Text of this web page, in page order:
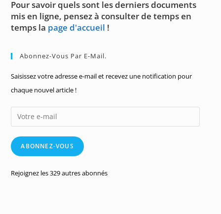
Pour savoir quels sont les derniers documents
mis en ligne, pensez à consulter de temps en
temps la page d'accueil !
Abonnez-Vous Par E-Mail.
Saisissez votre adresse e-mail et recevez une notification pour
chaque nouvel article !
Votre
e-
mailABONNEZ-VOUS
Rejoignez les 329 autres abonnés